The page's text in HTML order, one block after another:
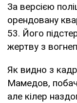
За версією
орендовану
53. Його
жертву з
Як видно з
Мамедов,
але кілер